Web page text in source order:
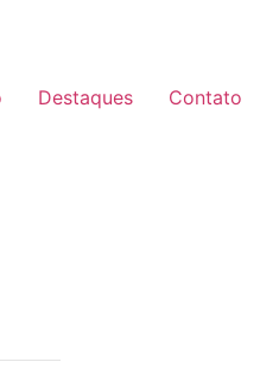
Destaques Contato